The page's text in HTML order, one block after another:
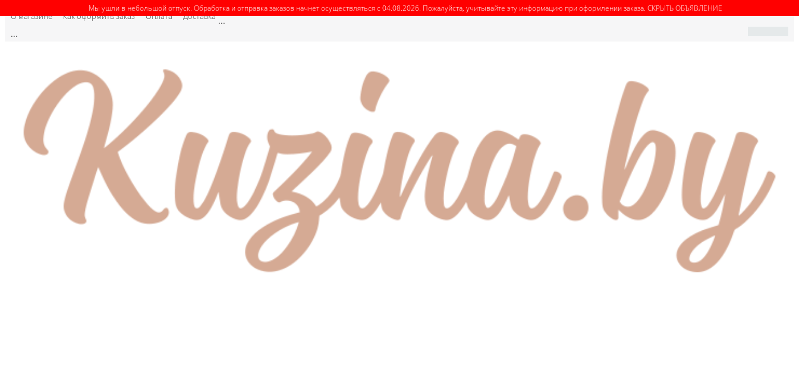
О магазине Как оформить заказ Оплата Доставка ...
...
Мы ушли в небольшой отпуск. Обработка и отправка заказов начнет осуществляться с 04.08.2026. Пожалуйста, учитывайте эту информацию при оформлении заказа. СКРЫТЬ ОБЪЯВЛЕНИЕ